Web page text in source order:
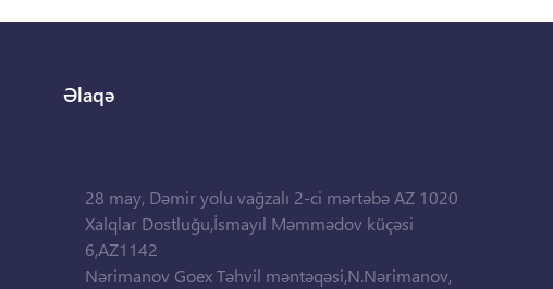
Əlaqə
28 may, Dəmir yolu vağzalı 2-ci mərtəbə AZ 1020
Xalqlar Dostluğu,İsmayıl Məmmədov küçəsi
6,AZ1142
Nərimanov Goex Təhvil məntəqəsi,N.Nərimanov,